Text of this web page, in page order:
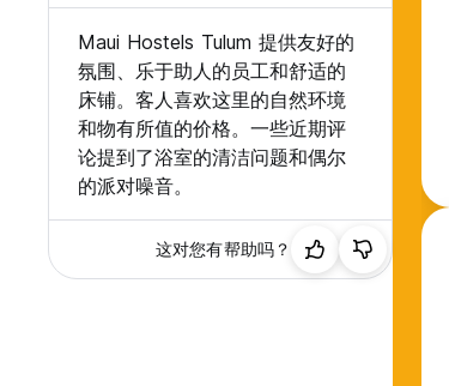
Maui Hostels Tulum 提供友好的
氛围、乐于助人的员工和舒适的
床铺。客人喜欢这里的自然环境
和物有所值的价格。一些近期评
论提到了浴室的清洁问题和偶尔
的派对噪音。
这对您有帮助吗？